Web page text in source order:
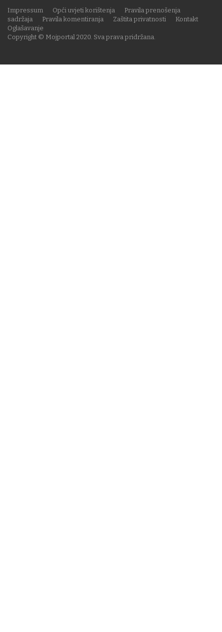
Copyright © Mojportal 2020. Sva prava pridržana.
Impressum Opći uvjeti korištenja
Pravila prenošenja
sadržaja
Pravila komentiranja Zaštita privatnosti
Kontakt
Oglašavanje